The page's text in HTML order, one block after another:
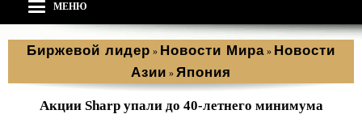
МЕНЮ
Биржевой лидер » Новости Мира » Новости
Азии » Япония
Акции Sharp упали до 40-летнего минимума